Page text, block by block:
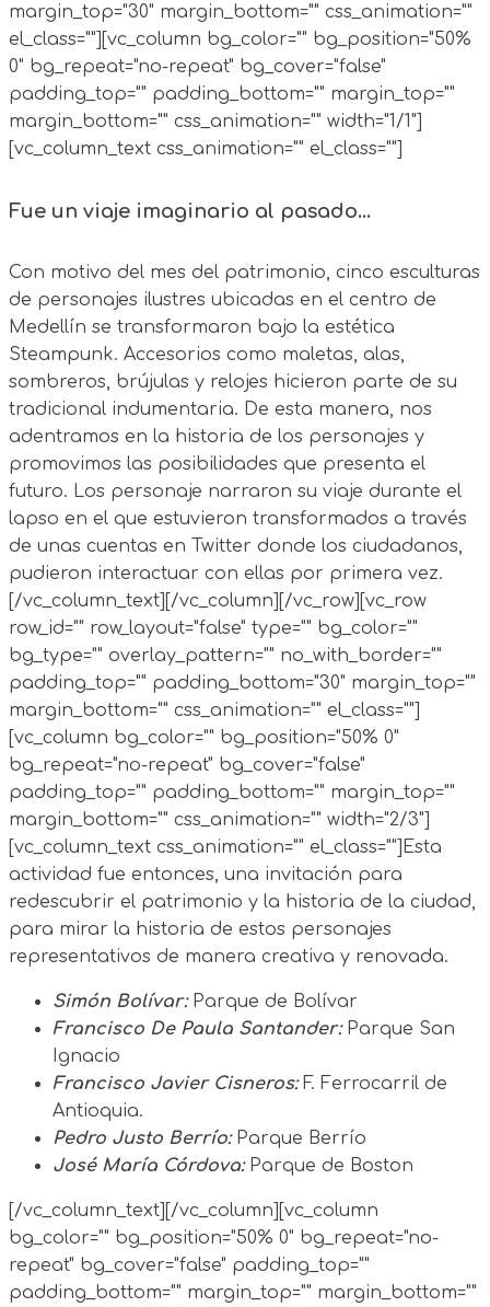
margin_top="30" margin_bottom="" css_animation=""
el_class=""][vc_column bg_color="" bg_position="50%
0" bg_repeat="no-repeat" bg_cover="false"
padding_top="" padding_bottom="" margin_top=""
margin_bottom="" css_animation="" width="1/1"]
[vc_column_text css_animation="" el_class=""]
Fue un viaje imaginario al pasado...
Con motivo del mes del patrimonio, cinco esculturas
de personajes ilustres ubicadas en el centro de
Medellín se transformaron bajo la estética
Steampunk. Accesorios como maletas, alas,
sombreros, brújulas y relojes hicieron parte de su
tradicional indumentaria. De esta manera, nos
adentramos en la historia de los personajes y
promovimos las posibilidades que presenta el
futuro. Los personaje narraron su viaje durante el
lapso en el que estuvieron transformados a través
de unas cuentas en Twitter donde los ciudadanos,
pudieron interactuar con ellas por primera vez.
[/vc_column_text][/vc_column][/vc_row][vc_row
row_id="" row_layout="false" type="" bg_color=""
bg_type="" overlay_pattern="" no_with_border=""
padding_top="" padding_bottom="30" margin_top=""
margin_bottom="" css_animation="" el_class=""]
[vc_column bg_color="" bg_position="50% 0"
bg_repeat="no-repeat" bg_cover="false"
padding_top="" padding_bottom="" margin_top=""
margin_bottom="" css_animation="" width="2/3"]
[vc_column_text css_animation="" el_class=""]Esta
actividad fue entonces, una invitación para
redescubrir el patrimonio y la historia de la ciudad,
para mirar la historia de estos personajes
representativos de manera creativa y renovada.
Simón Bolívar:Parque de Bolívar
Francisco De Paula Santander:Parque San
Ignacio
Francisco Javier Cisneros:F. Ferrocarril de
Antioquia.
Pedro Justo Berrío:Parque Berrío
José María Córdova:Parque de Boston
[/vc_column_text][/vc_column][vc_column
bg_color="" bg_position="50% 0" bg_repeat="no-
repeat" bg_cover="false" padding_top=""
padding_bottom="" margin_top="" margin_bottom=""